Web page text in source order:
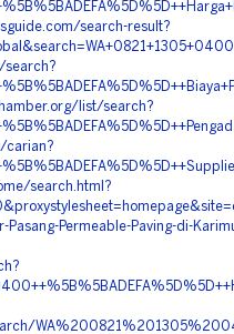
search-result?
search?
list/search?
carian?
search.html?
Permeable-Paving-di-